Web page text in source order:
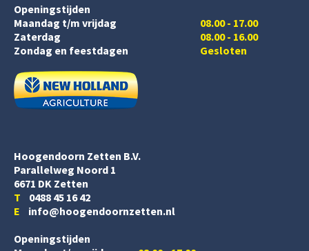
Openingstijden
Maandag t/m vrijdag
Zaterdag
08.00 - 17.00
08.00 - 16.00
Zondag en feestdagen
Gesloten
Hoogendoorn Zetten B.V.
Parallelweg Noord 1
6671 DK Zetten
T 0488 45 16 42
E info@hoogendoornzetten.nl
Openingstijden